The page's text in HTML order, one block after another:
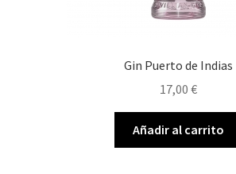
Gin Puerto de Indias
17,00 €
Añadir al carrito